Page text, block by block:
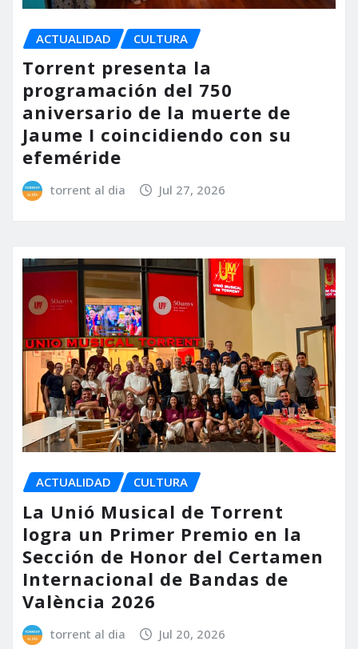
ACTUALIDAD CULTURA
Torrent presenta la
programación del 750
aniversario de la muerte de
Jaume I coincidiendo con su
efeméride
torrent al dia Jul 27, 2026
ACTUALIDAD CULTURA
La Unió Musical de Torrent
logra un Primer Premio en la
Sección de Honor del Certamen
Internacional de Bandas de
València 2026
torrent al dia Jul 20, 2026